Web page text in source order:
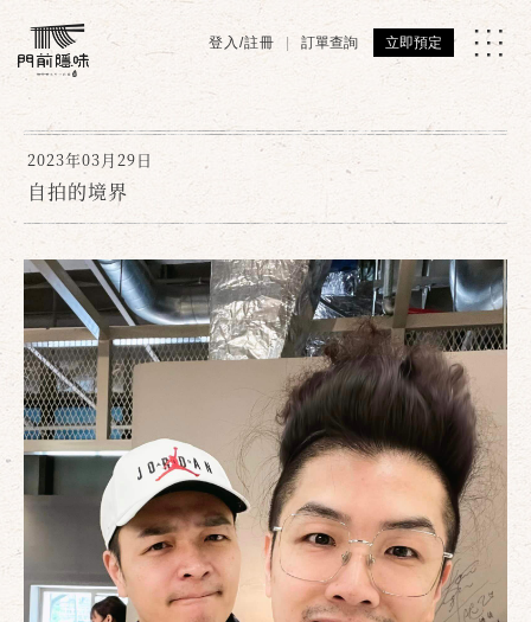
登入/註冊 訂單查詢 立即預定
2023年03月29日
自拍的境界